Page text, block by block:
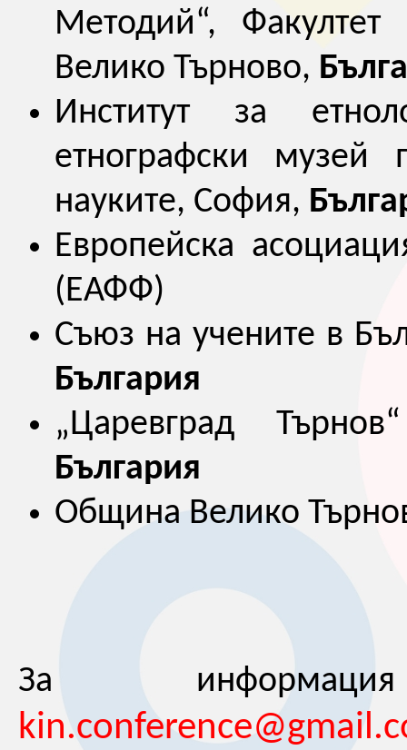
Методий“, Факултет
Велико Търново,
Институт за
етнографски музей
науките, София,
Европейска
(ЕАФФ)
Съюз на учените в
България
„Царевград
България
Община Велико
За